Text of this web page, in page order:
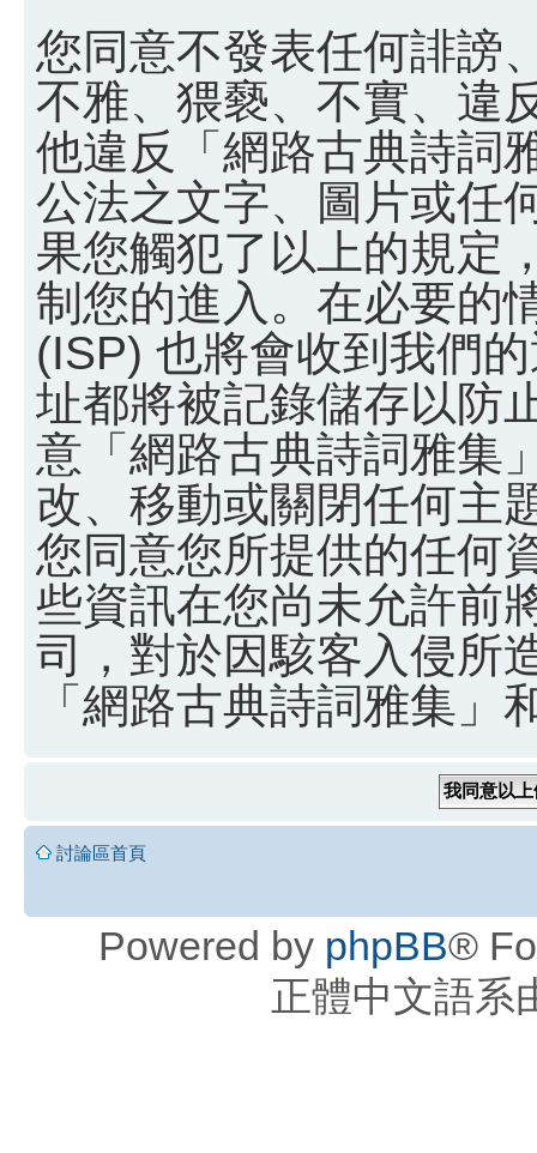
您同意不發表任何誹謗
不雅、猥褻、不實、違
他違反「網路古典詩詞
公法之文字、圖片或任
果您觸犯了以上的規定
制您的進入。在必要的
(ISP) 也將會收到我們
址都將被記錄儲存以防
意「網路古典詩詞雅集
改、移動或關閉任何主
您同意您所提供的任何
些資訊在您尚未允許前
司，對於因駭客入侵所
「網路古典詩詞雅集
討論區首頁
Powered by phpBB®
正體中文語系